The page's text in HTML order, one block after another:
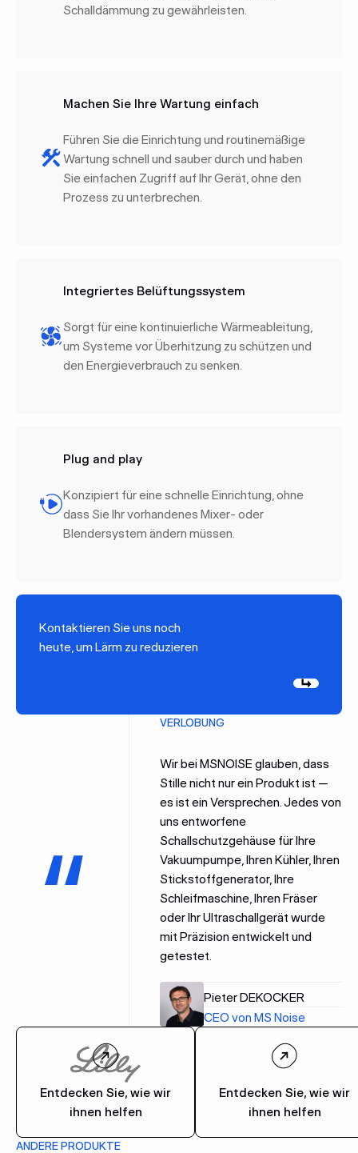
Schalldämmung zu gewährleisten.
Machen Sie Ihre Wartung einfach
Führen Sie die Einrichtung und routinemäßige
Wartung schnell und sauber durch und haben
Sie einfachen Zugriff auf Ihr Gerät, ohne den
Prozess zu unterbrechen.
Integriertes Belüftungssystem
Sorgt für eine kontinuierliche Wärmeableitung,
um Systeme vor Überhitzung zu schützen und
den Energieverbrauch zu senken.
Plug and play
Konzipiert für eine schnelle Einrichtung, ohne
dass Sie Ihr vorhandenes Mixer- oder
Blendersystem ändern müssen.
Kontaktieren Sie uns noch
heute, um Lärm zu reduzieren
Weiter
VERLOBUNG
Wir bei MSNOISE glauben, dass
Stille nicht nur ein Produkt ist —
es ist ein Versprechen. Jedes von
uns entworfene
Schallschutzgehäuse für Ihre
Vakuumpumpe, Ihren Kühler, Ihren
Stickstoffgenerator, Ihre
Schleifmaschine, Ihren Fräser
oder Ihr Ultraschallgerät wurde
mit Präzision entwickelt und
getestet.
Pieter DEKOCKER
CEO von MS Noise
Entdecken Sie, wie wir
ihnen helfen
Entdecken Sie, wie wir
ihnen helfen
ANDERE PRODUKTE